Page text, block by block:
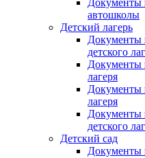
Документы
автошколы
Детский лагерь
Документы
детского
Документы
лагеря
Документы
лагеря
Документы
детского
Детский сад
Документы